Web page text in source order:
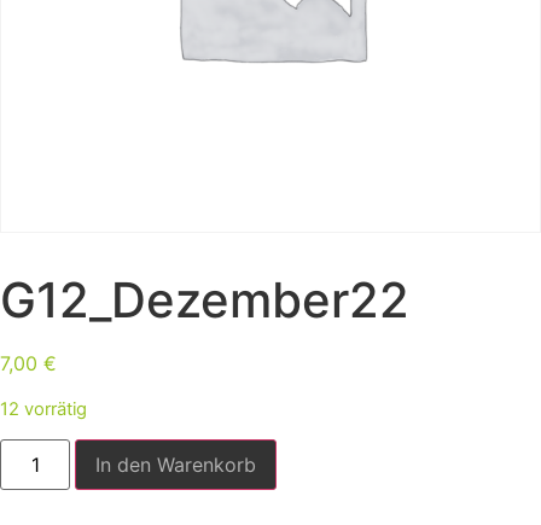
G12_Dezember22
7,00 €
12 vorrätig
In den Warenkorb